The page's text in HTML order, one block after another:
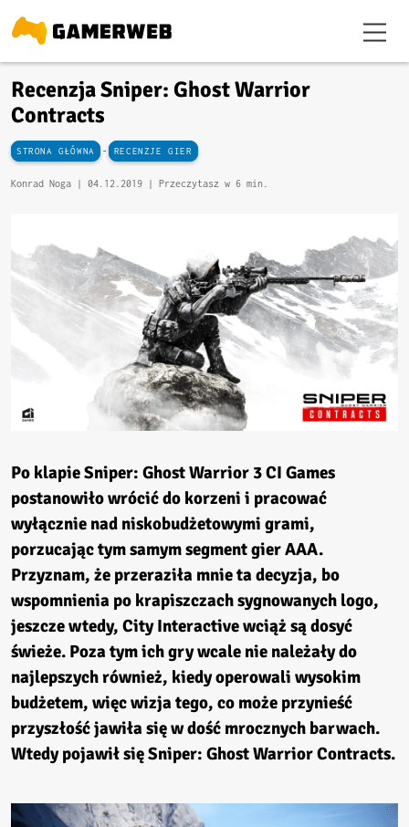
Recenzja Sniper: Ghost Warrior
Contracts
STRONA GŁÓWNA - RECENZJE GIER
Konrad Noga | 04.12.2019 | Przeczytasz w 6 min.
Po klapie Sniper: Ghost Warrior 3 CI Games
postanowiło wrócić do korzeni i pracować
wyłącznie nad niskobudżetowymi grami,
porzucając tym samym segment gier AAA.
Przyznam, że przeraziła mnie ta decyzja, bo
wspomnienia po krapiszczach sygnowanych logo,
jeszcze wtedy, City Interactive wciąż są dosyć
świeże. Poza tym ich gry wcale nie należały do
najlepszych również, kiedy operowali wysokim
budżetem, więc wizja tego, co może przynieść
przyszłość jawiła się w dość mrocznych barwach.
Wtedy pojawił się Sniper: Ghost Warrior Contracts.